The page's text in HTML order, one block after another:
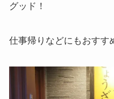
グッド！
仕事帰りなどにもおすす